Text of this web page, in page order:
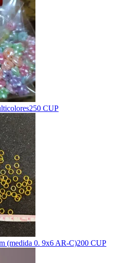
250 CUP
(medida 0. 9x6 AR-C)200 CUP